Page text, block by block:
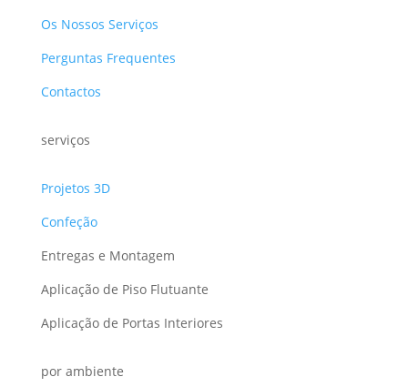
Os Nossos Serviços
Perguntas Frequentes
Contactos
serviços
Projetos 3D
Confeção
Entregas e Montagem
Aplicação de Piso Flutuante
Aplicação de Portas Interiores
por ambiente